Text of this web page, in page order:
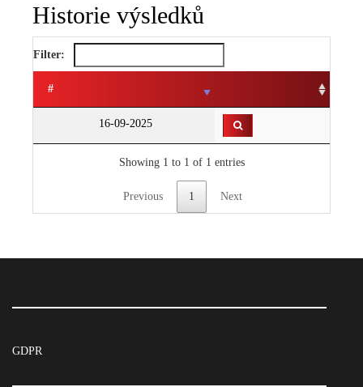
Historie výsledků
Filter:
#
16-09-2025
Showing 1 to 1 of 1 entries
Previous 1 Next
GDPR